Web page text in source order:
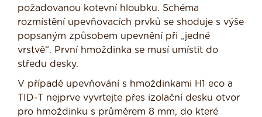
požadovanou kotevní hloubku. Schéma
rozmístění upevňovacích prvků se shoduje s výše
popsaným způsobem upevnění při „jedné
vrstvě“. První hmoždinka se musí umístit do
středu desky.
V případě upevňování s hmoždinkami H1 eco a
TID-T nejprve vyvrtejte přes izolační desku otvor
pro hmoždinku s průměrem 8 mm, do které